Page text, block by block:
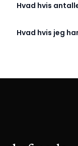
Hvad hvis
Hvad hvis jeg